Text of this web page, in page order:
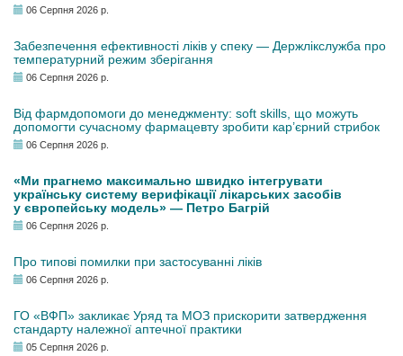
06 Серпня 2026 р.
Забезпечення ефективності ліків у спеку — Держлікслужба про
температурний режим зберігання
06 Серпня 2026 р.
Від фармдопомоги до менеджменту: soft skills, що можуть
допомогти сучасному фармацевту зробити кар’єрний стрибок
06 Серпня 2026 р.
«Ми прагнемо максимально швидко інтегрувати
українську систему верифікації лікарських засобів
у європейську модель» — Петро Багрій
06 Серпня 2026 р.
Про типові помилки при застосуванні ліків
06 Серпня 2026 р.
ГО «ВФП» закликає Уряд та МОЗ прискорити затвердження
стандарту належної аптечної практики
05 Серпня 2026 р.